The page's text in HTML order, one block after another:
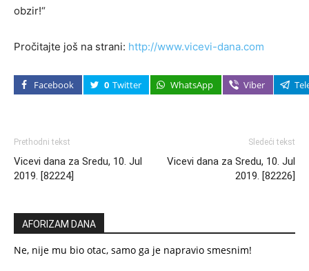
obzir!“
Pročitajte još na strani: http://www.vicevi-dana.com
Facebook 0 Twitter WhatsApp Viber
Prethodni tekst
Vicevi dana za Sredu, 10. Jul
2019. [82224]
Sledeći tekst
Vicevi dana za Sredu, 10. Jul
2019. [82226]
AFORIZAM DANA
Ne, nije mu bio otac, samo ga je napravio smesnim!